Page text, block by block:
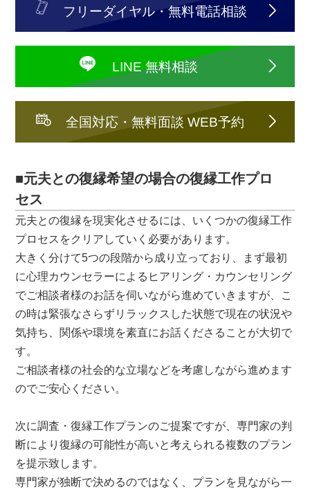
フリーダイヤル・無料電話相談
LINE 無料相談
全国対応・無料面談 WEB予約
■元夫との復縁希望の場合の復縁工作プロ
セス
元夫との復縁を現実化させるには、いくつかの復縁工作
プロセスをクリアしていく必要があります。
大きく分けて5つの段階から成り立っており、まず最初
に心理カウンセラーによるヒアリング・カウンセリング
でご相談者様のお話を伺いながら進めていきますが、こ
の時は緊張なさらずリラックスした状態で現在の状況や
気持ち、関係や環境を素直にお話くださることが大切で
す。
ご相談者様の社会的な立場などを考慮しながら進めます
のでご安心ください。
次に調査・復縁工作プランのご提案ですが、専門家の判
断により復縁の可能性が高いと考えられる複数のプラン
を提示致します。
専門家が独断で決めるのではなく、プランを見ながら一